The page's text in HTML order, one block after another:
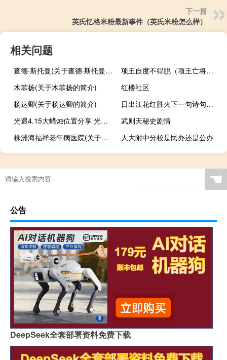
下一篇
英氏忆格米粉最新事件（英氏米粉怎么样）
相关问题
查德·斯托曼(关于查德·斯托曼的简介)
项王自度不得脱（项王亡将钟离昧家在伊庐）
木菲扬(关于木菲扬的简介)
红楼社区
杨达卿(关于杨达卿的简介)
日出江花红胜火下一句诗句是什么（日出江花红胜火下一句）
光遇4.15大蜡烛位置分享 光遇4月15日大蜡烛在哪
武则天秘史剧情
株洲海福祥老年病医院(关于株洲海福祥老年病医院的简介)
人大附中分校是民办还是公办
☚
公告
DeepSeek全套部署资料免费下载